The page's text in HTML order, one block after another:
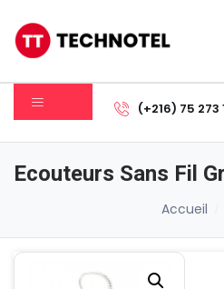
Votre panier est
Sous-total:
Voir Le Panier
(+216) 75 273
Ecouteurs Sans Fil
Accueil